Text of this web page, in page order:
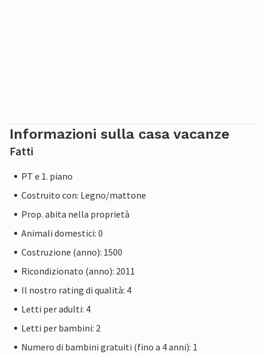
Informazioni sulla casa vacanze
Fatti
PT e 1. piano
Costruito con: Legno/mattone
Prop. abita nella proprietà
Animali domestici: 0
Costruzione (anno): 1500
Ricondizionato (anno): 2011
Il nostro rating di qualità: 4
Letti per adulti: 4
Letti per bambini: 2
Numero di bambini gratuiti (fino a 4 anni): 1